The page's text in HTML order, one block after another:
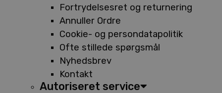
Fortrydelsesret og returnering
Annuller Ordre
Cookie- og persondatapolitik
Ofte stillede spørgsmål
Nyhedsbrev
Kontakt
Autoriseret service